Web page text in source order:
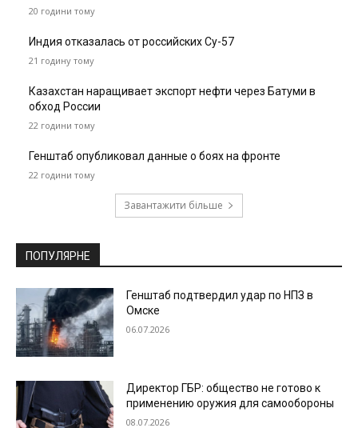
20 години тому
Индия отказалась от российских Су-57
21 годину тому
Казахстан наращивает экспорт нефти через Батуми в
обход России
22 години тому
Генштаб опубликовал данные о боях на фронте
22 години тому
Завантажити більше
ПОПУЛЯРНЕ
Генштаб подтвердил удар по НПЗ в
Омске
06.07.2026
Директор ГБР: общество не готово к
применению оружия для самообороны
08.07.2026